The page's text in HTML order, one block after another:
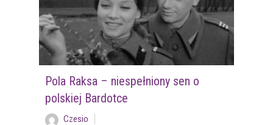
Pola Raksa – niespełniony sen o
polskiej Bardotce
Czesio